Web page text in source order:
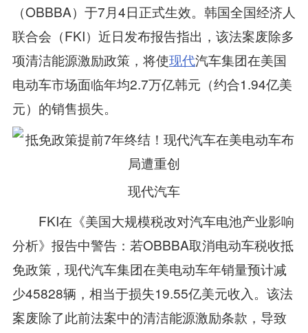
（OBBBA）于7月4日正式生效。韩国全国经济人
联合会（FKI）近日发布报告指出，该法案废除多
项清洁能源激励政策，将使现代汽车集团在美国
电动车市场面临年均2.7万亿韩元（约合1.94亿美
元）的销售损失。
现代汽车
FKI在《美国大规模税改对汽车电池产业影响
分析》报告中警告：若OBBBA取消电动车税收抵
免政策，现代汽车集团在美电动车年销量预计减
少45828辆，相当于损失19.55亿美元收入。该法
案废除了此前法案中的清洁能源激励条款，导致